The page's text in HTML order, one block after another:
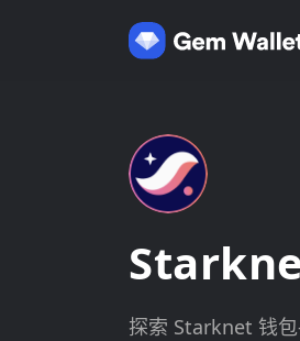
探索 Starknet 钱